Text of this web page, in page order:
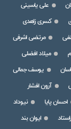
علی یاسینی
کسری زاهدی
مرتضی اشرفی
میلاد افضلی
یوسف جمالی
آرون افشار
احسان پایا
نیوداد
ایوان بند